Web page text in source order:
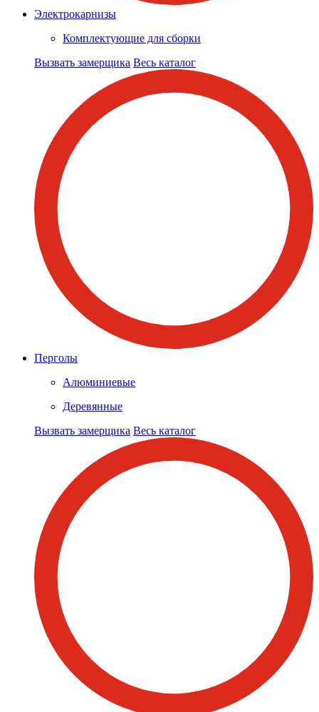
Электрокарнизы
Комплектующие для сборки
Вызвать замерщика Весь каталог
Перголы
Алюминиевые
Деревянные
Вызвать замерщика Весь каталог